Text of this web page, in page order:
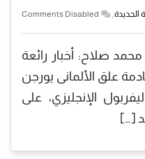
الجديدة,
Comments Disabled
صلاح: أخبار رائعة
علق الألمانى يورجن
الإنجليزي، على
[…]